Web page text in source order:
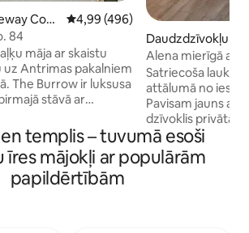
Coas
Vidējais vērtējums: 4,99 no 5,
4,99 (496)
84
māja ar skaistu
uz Antrimas pakalniem
The Burrow ir luksusa
stāvā ar
atrodas 30
attālumā no
krasta apskates
brauciena
Dzīvoklis atrodas
Daudzdzīvokļu
lis – Aghadowey
Alena mierīgā
Satriecoša lauku
attālumā no iespaidīgā
Pavisam jauns
dzīvoklis privātā
uz Bann ieleju ar dažādām lauku
pastaigām.
telpa ar āra maltītēm un
templis – tuvumā esoši
īres mājokļi ar populārām
papildērtībām